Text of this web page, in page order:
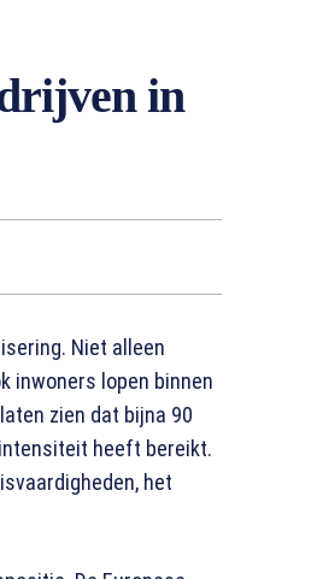
in
Niet alleen
inwoners lopen binnen
zien dat bijna 90
heeft bereikt.
het